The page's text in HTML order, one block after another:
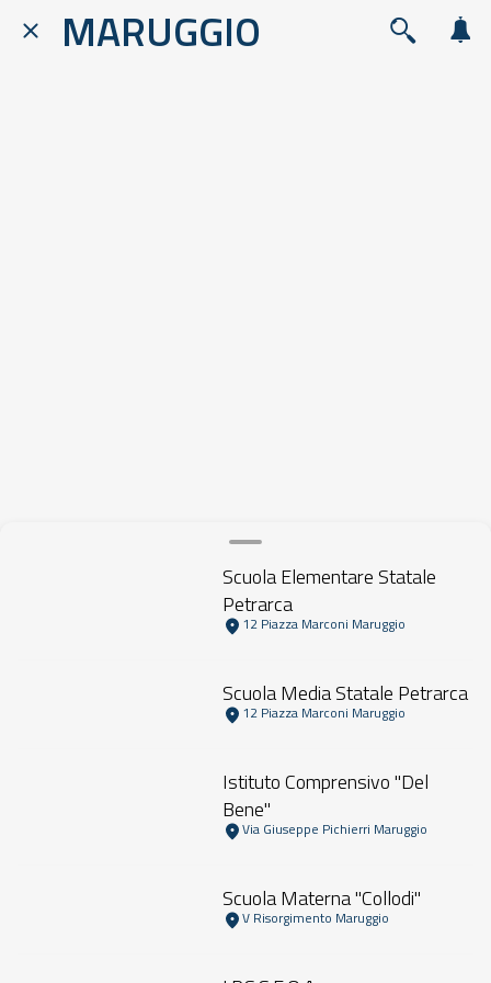
MARUGGIO
Scuola Elementare Statale
Petrarca
12 Piazza Marconi Maruggio
Scuola Media Statale Petrarca
12 Piazza Marconi Maruggio
Istituto Comprensivo "Del
Bene"
Via Giuseppe Pichierri Maruggio
Scuola Materna "Collodi"
V Risorgimento Maruggio